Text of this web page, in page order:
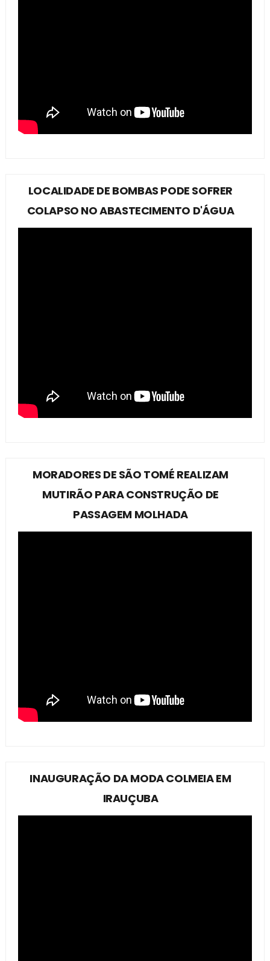
LOCALIDADE DE BOMBAS PODE SOFRER
COLAPSO NO ABASTECIMENTO D'ÁGUA
MORADORES DE SÃO TOMÉ REALIZAM
MUTIRÃO PARA CONSTRUÇÃO DE
PASSAGEM MOLHADA
INAUGURAÇÃO DA MODA COLMEIA EM
IRAUÇUBA